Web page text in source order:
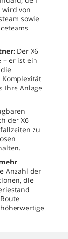
wird von
sowie
Der X6
– er ist ein
Ihre Anlage
der X6
zu
Anzahl der
die